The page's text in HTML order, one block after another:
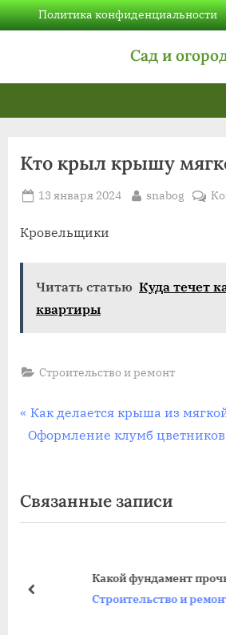
Skip
to
Политика конфиденциальности
Сад и
Кто крыл крышу
Posted
13 января 2024 By
snabog
Кровельщики
Читать статью Куда течет
квартиры
Строительство и ремонт
Навигация
по
П
р
ы
д
а
Как делается крыша из
С
д
у
а
Оформление клумб
Связанные записи
Какой фундамент прочнее
Строительство и ремонт
пред